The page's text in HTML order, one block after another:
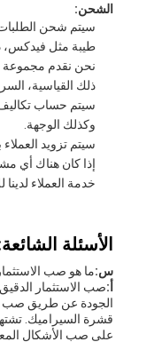
صب الاستثمار الدقيق
لوح العزل الكهربائي
الشحن:
سيتم شحن
طيبة مثل فيدكس،
نحن نقدم مجموعة
ذلك القياسية،
سيتم حساب
وكذلك الوجهة.
سيتم تزويد
إذا كان هناك أي
خدمة العملاء
الأسئلة
س:ما هو صب
أ:صب الاستثمار
الجودة عن طريق صب
قشرة السيراميك.
على صب الأشكال